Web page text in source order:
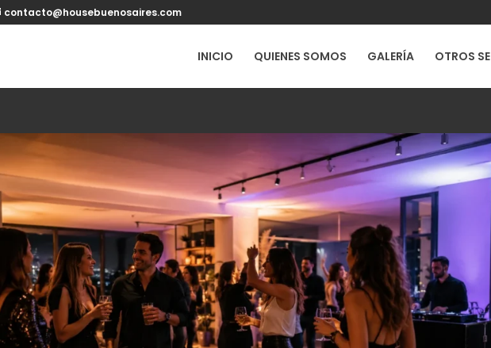
contacto@housebuenosaires.com
INICIO QUIENES SOMOS GALERÍA OTROS